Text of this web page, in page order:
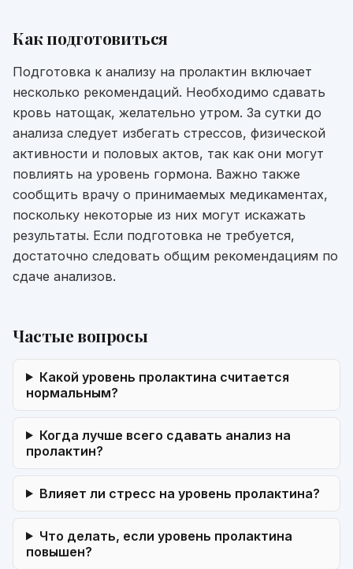
Как подготовиться
Подготовка к анализу на пролактин включает
несколько рекомендаций. Необходимо сдавать
кровь натощак, желательно утром. За сутки до
анализа следует избегать стрессов, физической
активности и половых актов, так как они могут
повлиять на уровень гормона. Важно также
сообщить врачу о принимаемых медикаментах,
поскольку некоторые из них могут искажать
результаты. Если подготовка не требуется,
достаточно следовать общим рекомендациям по
сдаче анализов.
Частые вопросы
Какой уровень пролактина считается
нормальным?
Когда лучше всего сдавать анализ на
пролактин?
Влияет ли стресс на уровень пролактина?
Что делать, если уровень пролактина
повышен?